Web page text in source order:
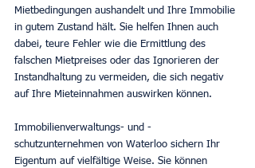
Mietbedingungen aushandelt und Ihre Immobilie
in gutem Zustand hält. Sie helfen Ihnen auch
dabei, teure Fehler wie die Ermittlung des
falschen Mietpreises oder das Ignorieren der
Instandhaltung zu vermeiden, die sich negativ
auf Ihre Mieteinnahmen auswirken können.
Immobilienverwaltungs- und -
schutzunternehmen von Waterloo sichern Ihr
Eigentum auf vielfältige Weise. Sie können